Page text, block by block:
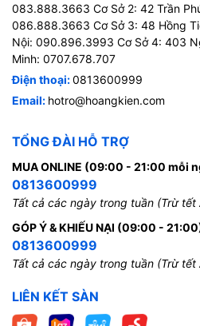
083.888.3663 Cơ Sở 2: 42 Trần
086.888.3663 Cơ Sở 3: 48 Hồng
Nội: 090.896.3993 Cơ Sở 4: 403
Minh: 0707.678.707
Điện thoại:0813600999
Email: hotro@hoangkien.com
TỔNG ĐÀI HỖ TRỢ
MUA ONLINE (09:00 - 21:00 mỗi
0813600999
Tất cả các ngày trong tuần (Trừ tết
GÓP Ý & KHIẾU NẠI (09:00 -
0813600999
Tất cả các ngày trong tuần (Trừ tết
LIÊN KẾT SÀN